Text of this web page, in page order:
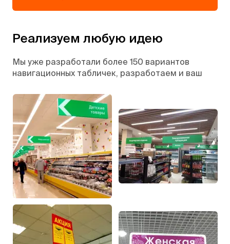
Реализуем любую идею
Мы уже разработали более 150 вариантов
навигационных табличек, разработаем и ваш